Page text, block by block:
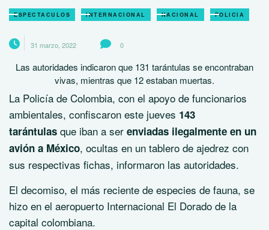
ESPECTACULOS INTERNACIONAL NACIONAL POLICIA
31 marzo, 2022 0
Las autoridades indicaron que 131 tarántulas se encontraban
vivas, mientras que 12 estaban muertas.
La Policía de Colombia, con el apoyo de funcionarios
ambientales, confiscaron este jueves 143
tarántulas que iban a ser enviadas ilegalmente en un
avión a México, ocultas en un tablero de ajedrez con
sus respectivas fichas, informaron las autoridades.
El decomiso, el más reciente de especies de fauna, se
hizo en el aeropuerto Internacional El Dorado de la
capital colombiana.